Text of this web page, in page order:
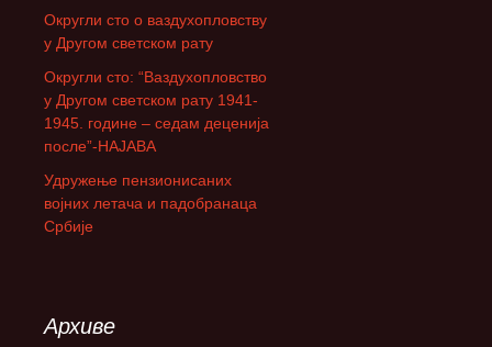
г
а
:
Округли сто о ваздухопловству
у Другом светском рату
Округли сто: “Ваздухопловство
у Другом светском рату 1941-
1945. године – седам деценија
после”-НАЈАВА
Удружење пензионисаних
војних летача и падобранаца
Србије
Архиве